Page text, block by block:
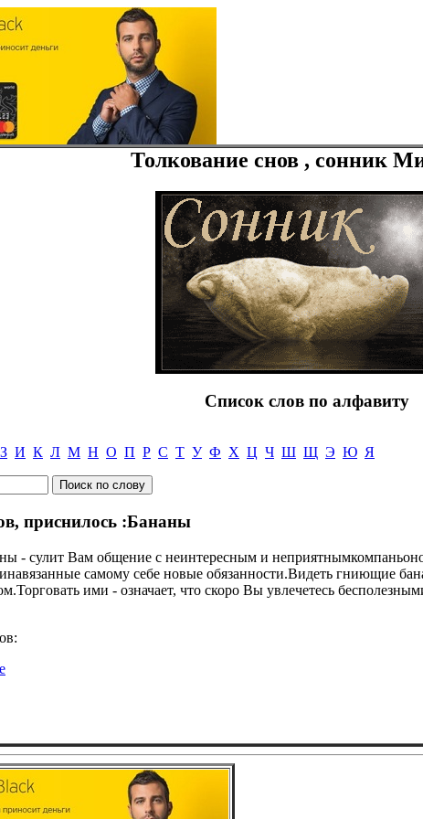
Толкование снов , сонник
Список слов по алфавиту
З И К Л М Н О П Р С Т У Ф Х Ц Ч Ш Щ Э Ю Я
приснилось :Бананы
- сулит Вам общение с неинтересным и
самому себе новые обязанности.Видеть гниющие
ими - означает, что скоро Вы увлечетесь